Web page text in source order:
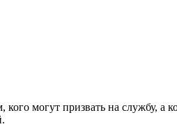
могут призвать на службу, а